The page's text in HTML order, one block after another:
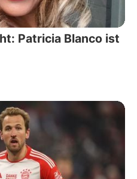
Patricia Blanco ist